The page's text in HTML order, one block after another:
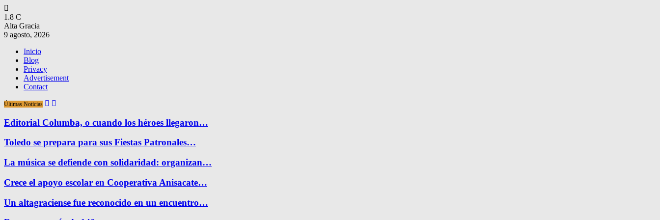
1.8 C
Alta Gracia
9 agosto, 2026
Inicio
Blog
Privacy
Advertisement
Contact
Últimas Noticias
Editorial Columba, o cuando los héroes llegaron…
Toledo se prepara para sus Fiestas Patronales…
La música se defiende con solidaridad: organizan…
Crece el apoyo escolar en Cooperativa Anisacate…
Un altagraciense fue reconocido en un encuentro…